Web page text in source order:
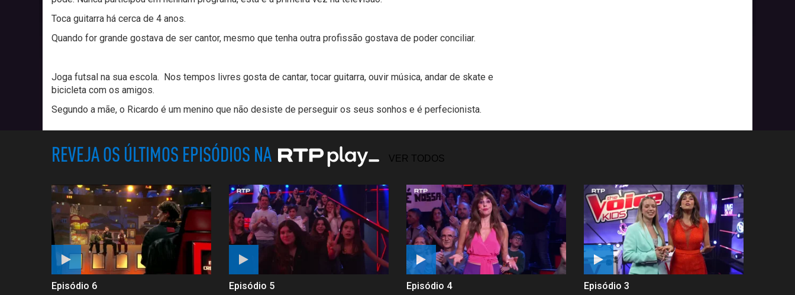
Toca guitarra há cerca de 4 anos.
Quando for grande gostava de ser cantor, mesmo que tenha outra profissão gostava de poder conciliar.
Joga futsal na sua escola. Nos tempos livres gosta de cantar, tocar guitarra, ouvir música, andar de skate e
bicicleta com os amigos.
Segundo a mãe, o Ricardo é um menino que não desiste de perseguir os seus sonhos e é perfecionista.
REVEJA OS ÚLTIMOS EPISÓDIOS NA VER TODOS
Episódio 6 Episódio 5 Episódio 4 Episódio 3